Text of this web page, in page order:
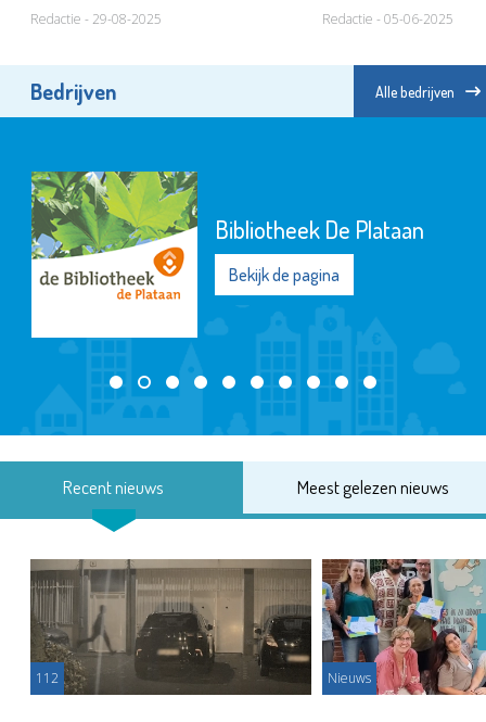
Redactie - 29-08-2025 Redactie - 05-06-2025
Bedrijven Alle bedrijven
Bibliotheek De Plataan
Bekijk de pagina
Recent nieuws Meest gelezen nieuws
112 Nieuws